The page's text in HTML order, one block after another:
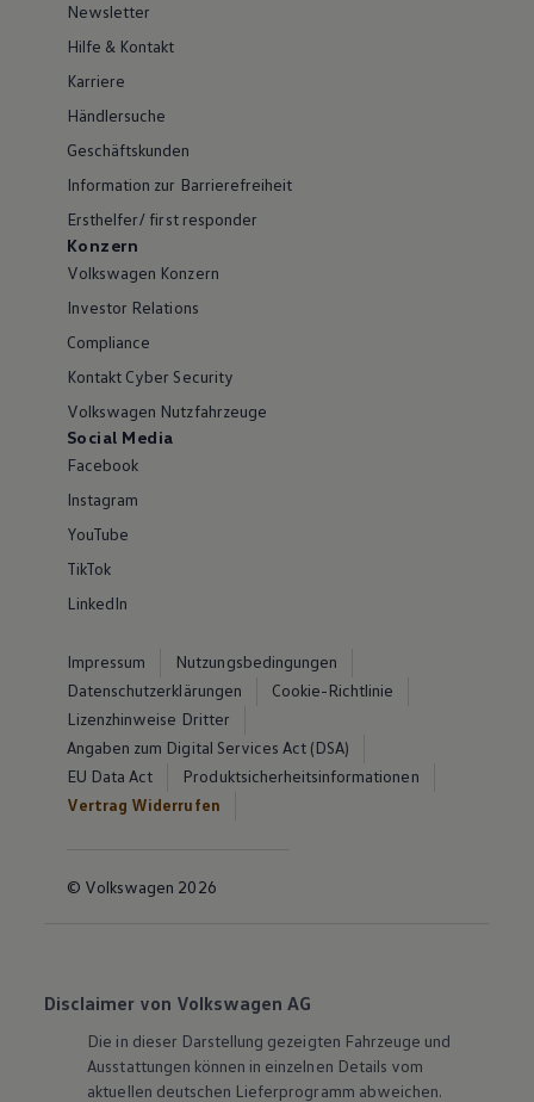
Newsletter
Hilfe & Kontakt
Karriere
Händlersuche
Geschäftskunden
Information zur Barrierefreiheit
Ersthelfer/ first responder
Konzern
Volkswagen Konzern
Investor Relations
Compliance
Kontakt Cyber Security
Volkswagen Nutzfahrzeuge
Social Media
Facebook
Instagram
YouTube
TikTok
LinkedIn
Impressum
Nutzungsbedingungen
Datenschutzerklärungen
Cookie-Richtlinie
Lizenzhinweise Dritter
Angaben zum Digital Services Act (DSA)
EU Data Act
Produktsicherheitsinformationen
Vertrag Widerrufen
© Volkswagen 2026
Disclaimer von Volkswagen AG
Die in dieser Darstellung gezeigten Fahrzeuge und
Ausstattungen können in einzelnen Details vom
aktuellen deutschen Lieferprogramm abweichen.